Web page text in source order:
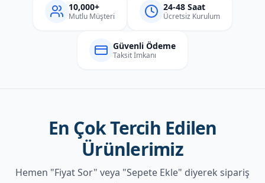
10,000+
Mutlu Müşteri
24-48 Saat
Ücretsiz Kurulum
Güvenli Ödeme
Taksit İmkanı
En Çok Tercih Edilen
Ürünlerimiz
Hemen "Fiyat Sor" veya "Sepete Ekle" diyerek sipariş